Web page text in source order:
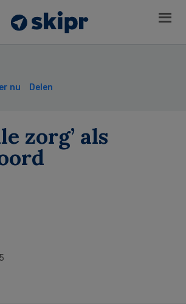
nu Delen
zorg’ als